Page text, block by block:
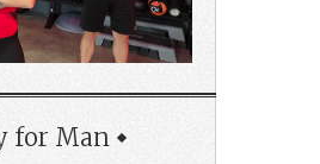
for Man